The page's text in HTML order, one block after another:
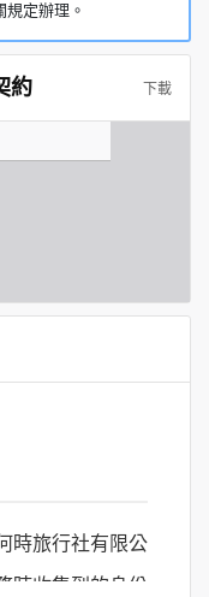
定辦理。
約 下載
時旅行社有限公
時收集到的身份